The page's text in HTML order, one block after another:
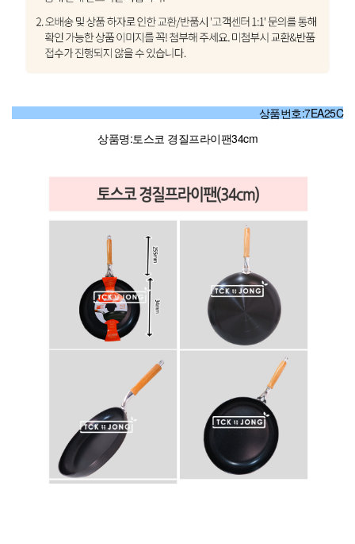
상품번호:7EA25C
상품명:토스코 경질프라이팬34cm